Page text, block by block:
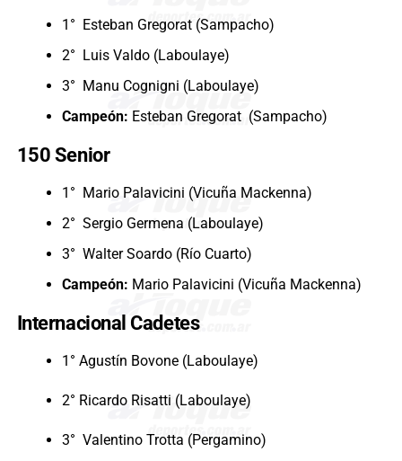
1° Esteban Gregorat (Sampacho)
2° Luis Valdo (Laboulaye)
3° Manu Cognigni (Laboulaye)
Campeón: Esteban Gregorat (Sampacho)
150 Senior
1° Mario Palavicini (Vicuña Mackenna)
2° Sergio Germena (Laboulaye)
3° Walter Soardo (Río Cuarto)
Campeón: Mario Palavicini (Vicuña Mackenna)
Internacional Cadetes
1° Agustín Bovone (Laboulaye)
2° Ricardo Risatti (Laboulaye)
3° Valentino Trotta (Pergamino)